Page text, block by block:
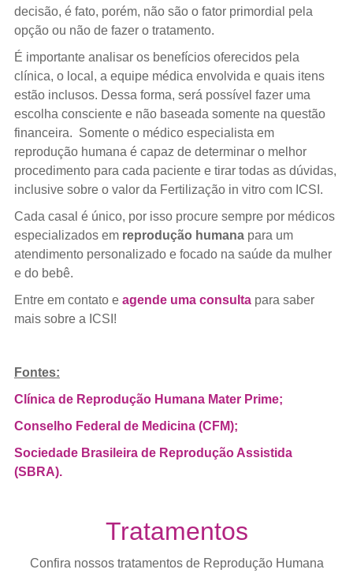
decisão, é fato, porém, não são o fator primordial pela
opção ou não de fazer o tratamento.
É importante analisar os benefícios oferecidos pela
clínica, o local, a equipe médica envolvida e quais itens
estão inclusos. Dessa forma, será possível fazer uma
escolha consciente e não baseada somente na questão
financeira. Somente o médico especialista em
reprodução humana é capaz de determinar o melhor
procedimento para cada paciente e tirar todas as dúvidas,
inclusive sobre o valor da Fertilização in vitro com ICSI.
Cada casal é único, por isso procure sempre por médicos
especializados em reprodução humanapara um
atendimento personalizado e focado na saúde da mulher
e do bebê.
Entre em contato e agende uma consultapara saber
mais sobre a ICSI!
Fontes:
Clínica de Reprodução Humana Mater Prime;
Conselho Federal de Medicina (CFM);
Sociedade Brasileira de Reprodução Assistida
(SBRA).
Tratamentos
Confira nossos tratamentos de Reprodução Humana